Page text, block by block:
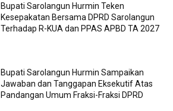
Bupati Sarolangun Hurmin Teken
Kesepakatan Bersama DPRD Sarolangun
Terhadap R-KUA dan PPAS APBD TA 2027
Bupati Sarolangun Hurmin Sampaikan
Jawaban dan Tanggapan Eksekutif Atas
Pandangan Umum Fraksi-Fraksi DPRD